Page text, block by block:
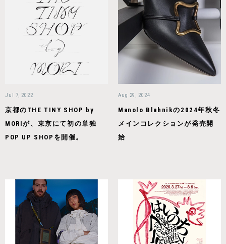
Jul 7, 2022
京都のTHE TINY SHOP by
MORIが、東京にて初の単独
POP UP SHOPを開催。
Aug 29, 2024
Manolo Blahnikの2024年秋冬
メインコレクションが発売開
始